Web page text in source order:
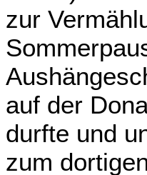
zur
auf der
durfte und
zum